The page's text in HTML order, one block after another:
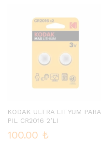
KODAK ULTRA LITYUM PARA
PIL CR2016 2’LI
100.00 ₺